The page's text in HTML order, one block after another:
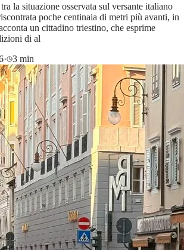
la situazione osservata sul versante italiano
poche centinaia di metri più avanti, in
un cittadino triestino, che esprime
di al
· 3 min